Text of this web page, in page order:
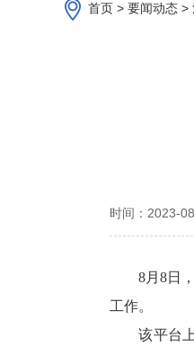
首页 > 要闻动态 >
时间：2023-
8月8日，
工作。
该平台上